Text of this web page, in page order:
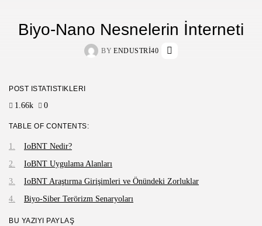
Biyo-Nano Nesnelerin İnterneti
BY ENDUSTRI40
POST İSTATISTIKLERI
1.66k 0
TABLE OF CONTENTS:
IoBNT Nedir?
IoBNT Uygulama Alanları
IoBNT Araştırma Girişimleri ve Önündeki Zorluklar
Biyo-Siber Terörizm Senaryoları
BU YAZIYI PAYLAŞ